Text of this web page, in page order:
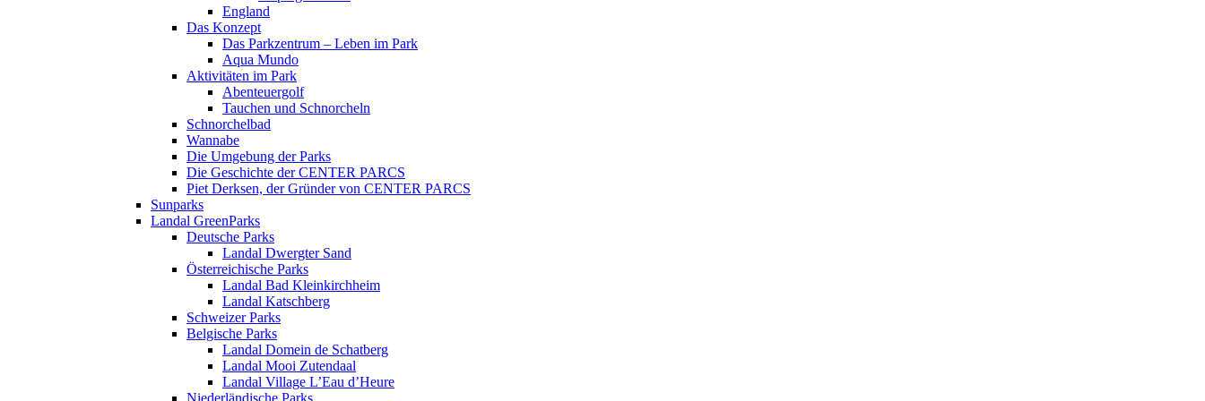
England
Das Konzept
Das Parkzentrum – Leben im Park
Aqua Mundo
Aktivitäten im Park
Abenteuergolf
Tauchen und Schnorcheln
Schnorchelbad
Wannabe
Die Umgebung der Parks
Die Geschichte der CENTER PARCS
Piet Derksen, der Gründer von CENTER PARCS
Sunparks
Landal GreenParks
Deutsche Parks
Landal Dwergter Sand
Österreichische Parks
Landal Bad Kleinkirchheim
Landal Katschberg
Schweizer Parks
Belgische Parks
Landal Domein de Schatberg
Landal Mooi Zutendaal
Landal Village L’Eau d’Heure
Niederländische Parks